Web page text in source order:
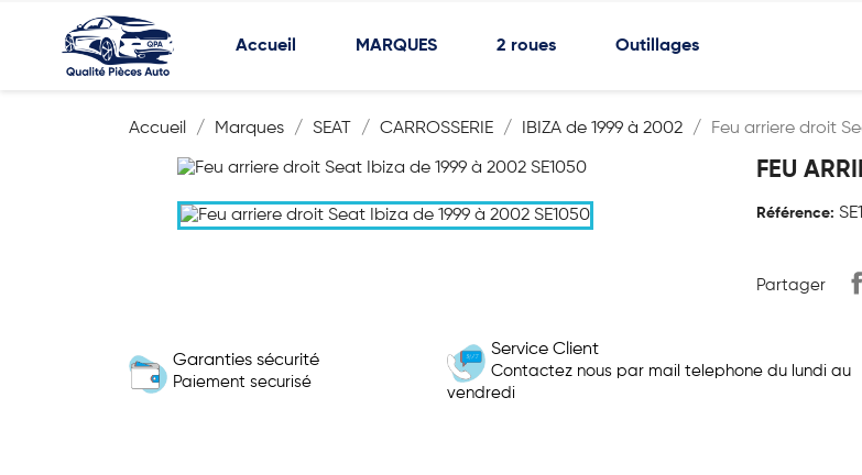
Accueil MARQUES 2 roues Outillages
Accueil Marques SEAT CARROSSERIE IBIZA de 1999 à 2002 Feu arriere droit
FEU
Référence:
Partager
Garanties sécurité
Paiement securisé
Service Client
Contactez nous par mail telephone du lundi au
vendredi